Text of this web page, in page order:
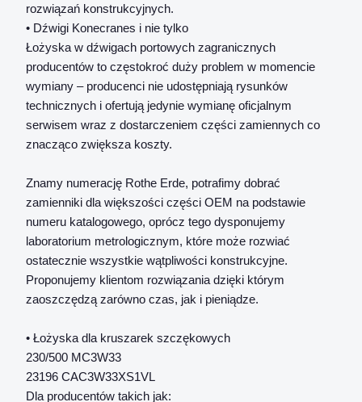
rozwiązań konstrukcyjnych.
• Dźwigi Konecranes i nie tylko
Łożyska w dźwigach portowych zagranicznych
producentów to częstokroć duży problem w momencie
wymiany – producenci nie udostępniają rysunków
technicznych i ofertują jedynie wymianę oficjalnym
serwisem wraz z dostarczeniem części zamiennych co
znacząco zwiększa koszty.
Znamy numerację Rothe Erde, potrafimy dobrać
zamienniki dla większości części OEM na podstawie
numeru katalogowego, oprócz tego dysponujemy
laboratorium metrologicznym, które może rozwiać
ostatecznie wszystkie wątpliwości konstrukcyjne.
Proponujemy klientom rozwiązania dzięki którym
zaoszczędzą zarówno czas, jak i pieniądze.
• Łożyska dla kruszarek szczękowych
230/500 MC3W33
23196 CAC3W33XS1VL
Dla producentów takich jak: